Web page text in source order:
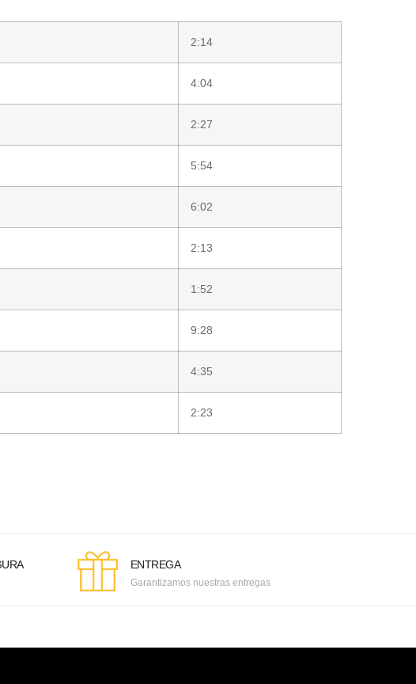
2:14
4:04
2:27
5:54
6:02
2:13
1:52
9:28
4:35
2:23
ENTREGA
Garantizamos nuestras entregas